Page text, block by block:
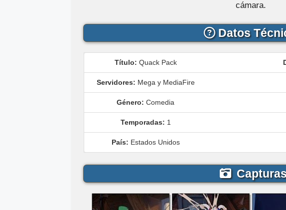
cámara.
Datos
Título: Quack Pack
Servidores: Mega y MediaFire
Género: Comedia
Temporadas: 1
País: Estados Unidos